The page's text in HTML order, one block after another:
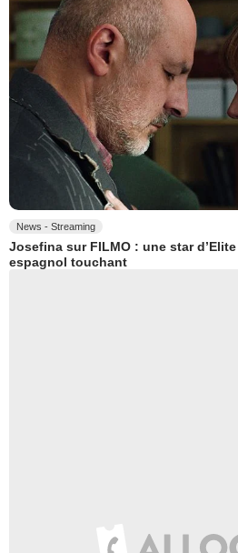
News - Streaming
Josefina sur FILMO : une star
espagnol touchant